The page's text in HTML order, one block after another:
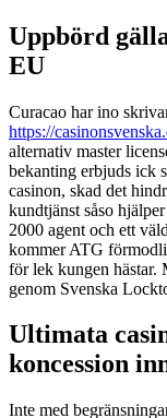
Uppbörd
EU
Curacao har ino
https://
alternativ master
bekanting erbjuds ick
casinon, skad det
kundtjänst såso
2000 agent och ett
kommer ATG
för lek kungen
genom Svenska
Ultimata
koncession
Inte med